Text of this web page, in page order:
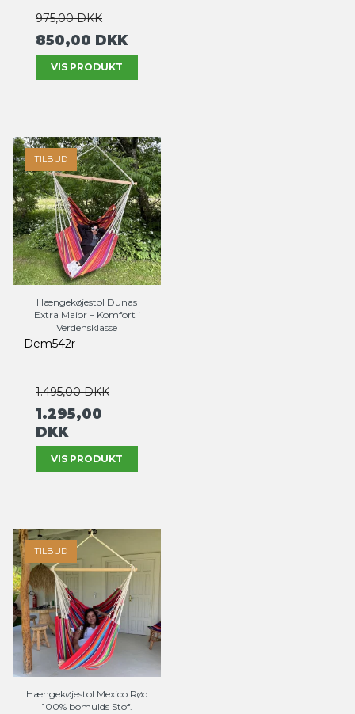
975,00 DKK
850,00 DKK
VIS PRODUKT
TILBUD
Hængekøjestol Dunas
Extra Maior – Komfort i
Verdensklasse
Dem542r
1.495,00 DKK
1.295,00
DKK
VIS PRODUKT
TILBUD
Hængekøjestol Mexico Rød
100% bomulds Stof.